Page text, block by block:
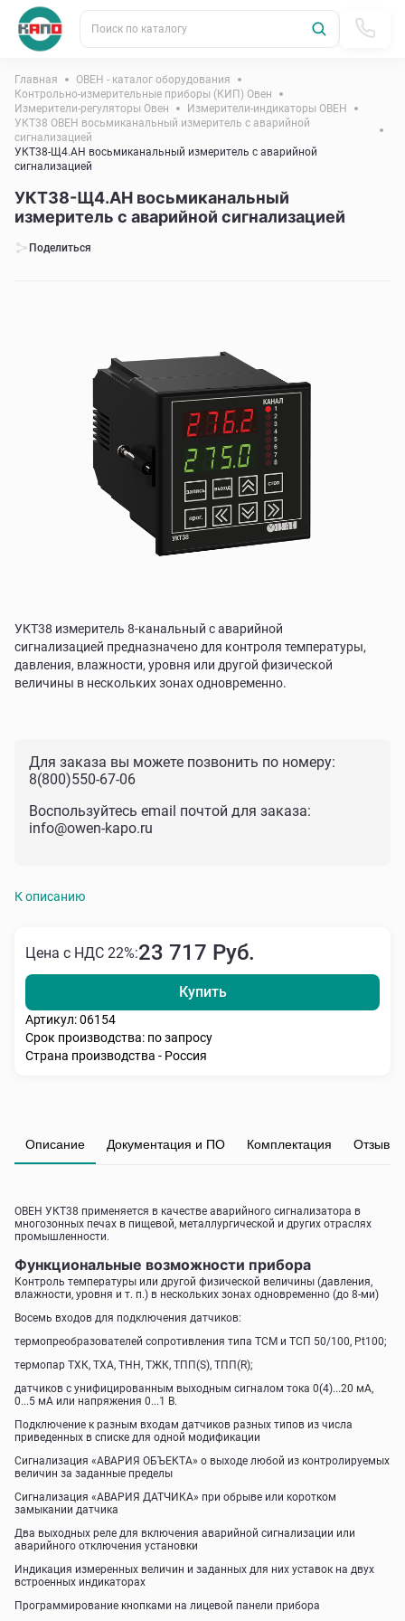
Поиск по каталогу
Главная
ОВЕН - каталог оборудования
Контрольно-измерительные приборы (КИП) Овен
Измерители-регуляторы Овен
Измерители-индикаторы ОВЕН
УКТ38 ОВЕН восьмиканальный измеритель с аварийной
сигнализацией
УКТ38-Щ4.АН восьмиканальный измеритель с аварийной
сигнализацией
УКТ38-Щ4.АН восьмиканальный
измеритель с аварийной сигнализацией
Поделиться
УКТ38 измеритель 8-канальный с аварийной
сигнализацией предназначено для контроля температуры,
давления, влажности, уровня или другой физической
величины в нескольких зонах одновременно.
Для заказа вы можете позвонить по номеру:
8(800)550-67-06
Воспользуйтесь email почтой для заказа:
info@owen-kapo.ru
К описанию
Цена с НДС 22%:23 717 Руб.
Купить
Артикул: 06154
Срок производства: по запросу
Страна производства - Россия
Описание Документация и ПО Комплектация Отзывы
ОВЕН УКТ38 применяется в качестве аварийного сигнализатора в
многозонных печах в пищевой, металлургической и других отраслях
промышленности.
Функциональные возможности прибора
Контроль температуры или другой физической величины (давления,
влажности, уровня и т. п.) в нескольких зонах одновременно (до 8-ми)
Восемь входов для подключения датчиков:
термопреобразователей сопротивления типа ТСМ и ТСП 50/100, Pt100;
термопар ТХК, ТХА, ТНН, ТЖК, ТПП(S), ТПП(R);
датчиков с унифицированным выходным сигналом тока 0(4)...20 мА,
0...5 мА или напряжения 0...1 В.
Подключение к разным входам датчиков разных типов из числа
приведенных в списке для одной модификации
Сигнализация «АВАРИЯ ОБЪЕКТА» о выходе любой из контролируемых
величин за заданные пределы
Сигнализация «АВАРИЯ ДАТЧИКА» при обрыве или коротком
замыкании датчика
Два выходных реле для включения аварийной сигнализации или
аварийного отключения установки
Индикация измеренных величин и заданных для них уставок на двух
встроенных индикаторах
Программирование кнопками на лицевой панели прибора